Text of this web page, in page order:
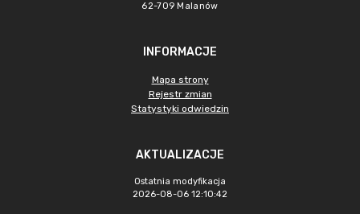
62-709 Malanów
INFORMACJE
Mapa strony
Rejestr zmian
Statystyki odwiedzin
AKTUALIZACJE
Ostatnia modyfikacja
2026-08-06 12:10:42